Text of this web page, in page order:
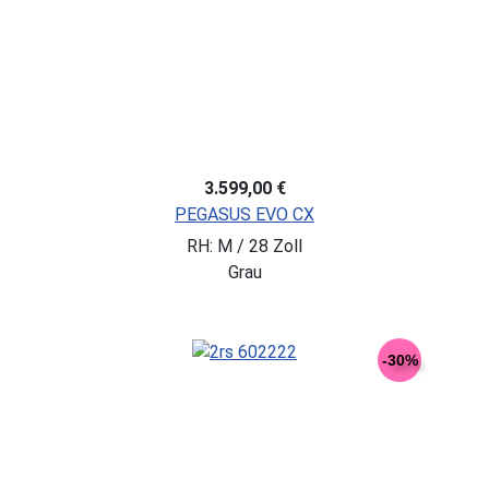
3.599,00 €
PEGASUS EVO CX
RH: M / 28 Zoll
Grau
-30%